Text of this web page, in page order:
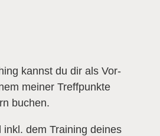
kannst du dir als Vor-
meiner Treffpunkte
buchen.
inkl. dem Training deines